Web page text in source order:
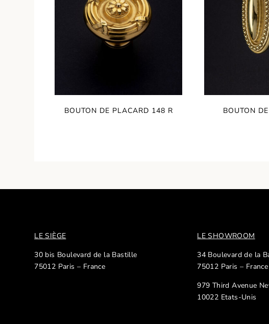
BOUTON DE PLACARD 148 R BOUTON
LE SIÈGE
30 bis Boulevard de la Bastille
75012 Paris – France
LE SHOWROOM
34 Boulevard de la
75012 Paris – France
979 Third Avenue
10022 Etats-Unis